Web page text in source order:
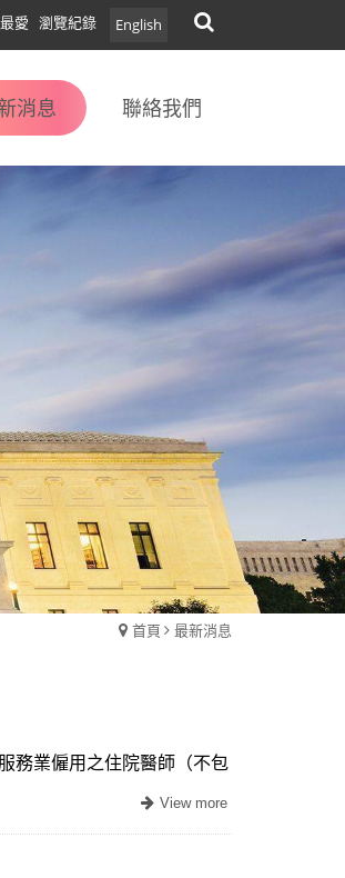
愛 English
瀏覽紀錄
消息 聯絡我們
首頁 最新消息
務業僱用之住院醫師（不包